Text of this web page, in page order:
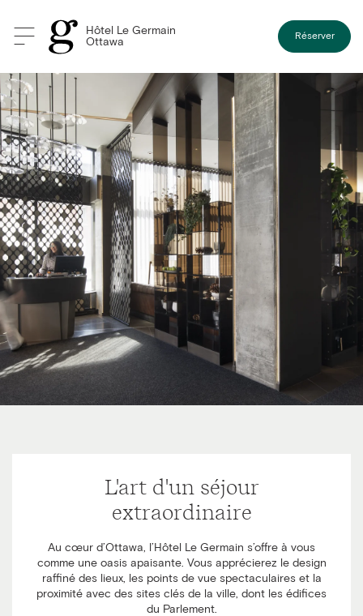
Hôtel Le Germain
Ottawa
Réserver
L'art d'un séjour
extraordinaire
Au cœur d’Ottawa, l’Hôtel Le Germain s’offre à vous
comme une oasis apaisante. Vous apprécierez le design
raffiné des lieux, les points de vue spectaculaires et la
proximité avec des sites clés de la ville, dont les édifices
du Parlement.